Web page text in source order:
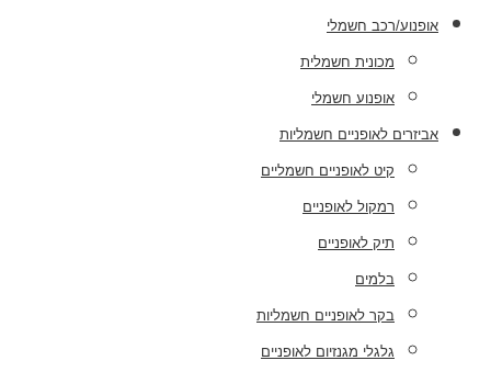
אופנוע/רכב חשמלי
מכונית חשמלית
אופנוע חשמלי
אביזרים לאופניים חשמליות
קיט לאופניים חשמליים
רמקול לאופניים
תיק לאופניים
בלמים
בקר לאופניים חשמליות
גלגלי מגנזיום לאופניים